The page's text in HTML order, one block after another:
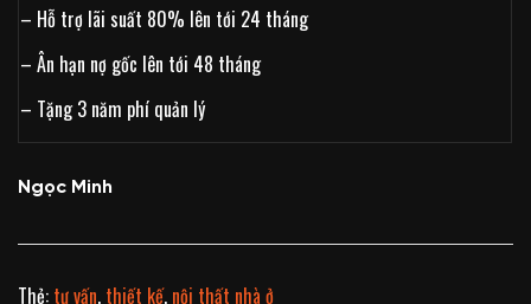
– Hỗ trợ lãi suất 80% lên tới 24 tháng
– Ân hạn nợ gốc lên tới 48 tháng
– Tặng 3 năm phí quản lý
Ngọc Minh
Thẻ: tư vấn, thiết kế, nội thất nhà ở